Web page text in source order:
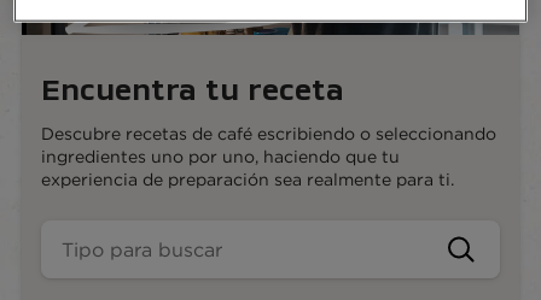
Encuentra tu receta
Descubre recetas de café escribiendo o seleccionando
ingredientes uno por uno, haciendo que tu
experiencia de preparación sea realmente para ti.